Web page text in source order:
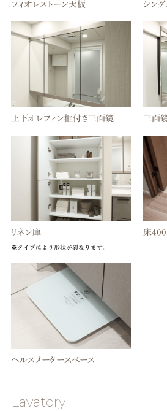
フィオレストーン天板 シン
上下オレフィン框付き三面鏡 三面
リネン庫
※タイプにより形状が異なります。
床400
ヘルスメータースペース
Lavatory